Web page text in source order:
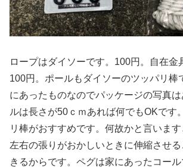
ロープはダイソーです。100円。自在金
100円。ポールもダイソーのツッパリ棒
にあったものなのでパッケージの写真
ルは長さが50ｃｍあれば何でもOKです
リ棒がおすすめです。何故かと言いま
左右の張りがおかしいときに伸縮させ
きるからです。ペグは家にあったコー